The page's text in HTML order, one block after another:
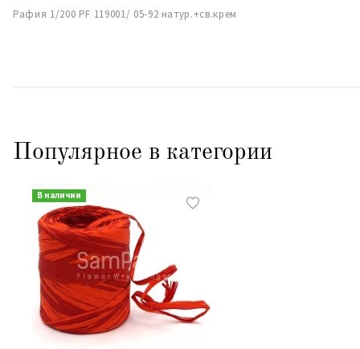
Рафия 1/200 PF 119001/ 05-92 натур.+св.крем
Популярное в категории
В наличии